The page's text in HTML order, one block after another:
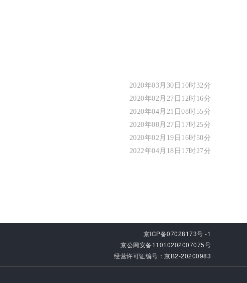
2020年03月30日10时32分
2020年02月27日12时16分
2020年04月21日08时55分
2020年08月27日17时25分
2020年02月19日16时50分
2022年04月18日17时27分
京ICP备07028173号 -1
京公网安备11010202007075号
经营许可证编号：京B2-20200983